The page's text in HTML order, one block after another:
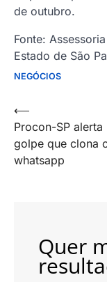
de outubro.
Fonte:
Estado de São
NEGÓCIOS
Navegação
de
artigos
⟵
Procon-SP alerta
golpe que clona
whatsapp
Quer